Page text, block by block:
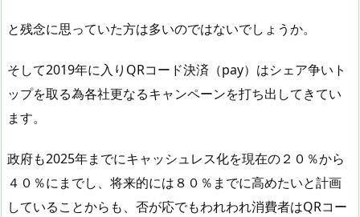
と残念に思っていた方は多いのではないでしょうか。
そして2019年に入りQRコード決済（pay）はシェア争いト
ップを取る為各社更なるキャンペーンを打ち出してきてい
ます。
政府も2025年までにキャッシュレス化を現在の２０％から
４０％にまでし、将来的には８０％までに高めたいと計画
していることからも、否が応でもわれわれ消費者はQRコー